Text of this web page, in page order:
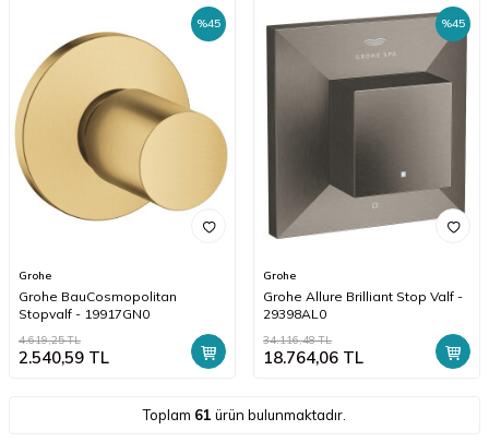
%45
Grohe
Grohe BauCosmopolitan
Stopvalf - 19917GN0
4.619,25TL
2.540,59 TL
%45
Grohe
Grohe Allure Brilliant Stop Valf -
29398AL0
34.116,48TL
18.764,06 TL
Toplam 61 ürün bulunmaktadır.